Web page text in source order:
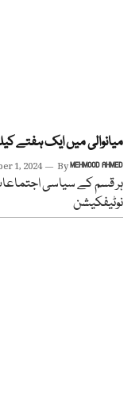
میانوالی میں ایک ہفتے کیلئے دفعہ 144 نافذ
1, 2024 ByMEHMOOD AHMED
ہر قسم کے سیاسی اجتماعات
نوٹیفکیشن